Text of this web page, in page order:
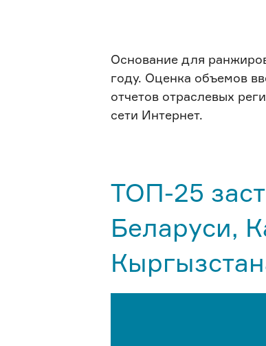
Основание для
году. Оценка объемов
отчетов отраслевых
сети Интернет.
ТОП-25
Беларуси,